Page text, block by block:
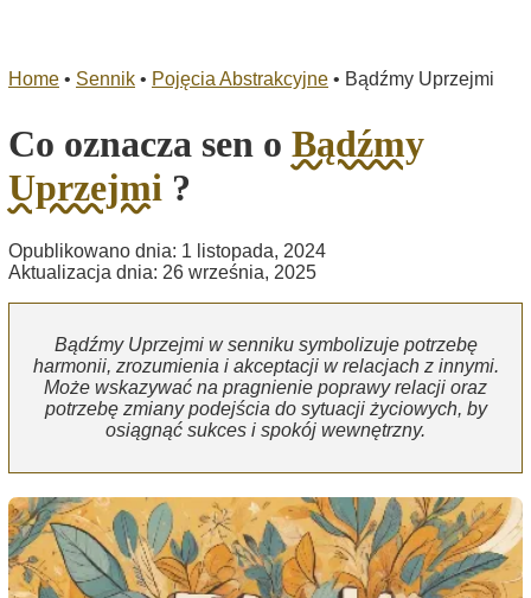
Home • Sennik • Pojęcia Abstrakcyjne • Bądźmy Uprzejmi
Co oznacza sen o Bądźmy
Uprzejmi ?
Opublikowano dnia: 1 listopada, 2024
Aktualizacja dnia: 26 września, 2025
Bądźmy Uprzejmi w senniku symbolizuje potrzebę
harmonii, zrozumienia i akceptacji w relacjach z innymi.
Może wskazywać na pragnienie poprawy relacji oraz
potrzebę zmiany podejścia do sytuacji życiowych, by
osiągnąć sukces i spokój wewnętrzny.